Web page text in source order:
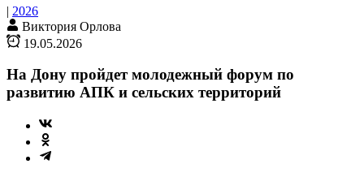
| 2026
Виктория Орлова
19.05.2026
На Дону пройдет молодежный форум по
развитию АПК и сельских территорий